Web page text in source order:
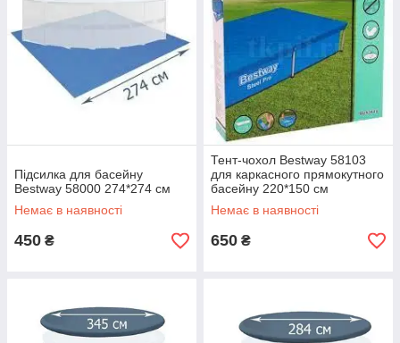
Підсилка для басейну
Bestway 58000 274*274 см
Немає в наявності
450 ₴
Тент-чохол Bestway 58103
для каркасного прямокутного
басейну 220*150 см
Немає в наявності
650 ₴